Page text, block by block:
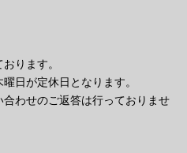
ります。
日が定休日となります。
わせのご返答は行っておりませ